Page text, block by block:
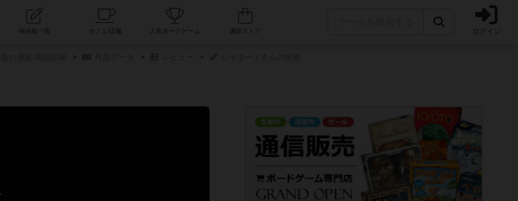
コミュニティ 人気ボードゲーム ログイン